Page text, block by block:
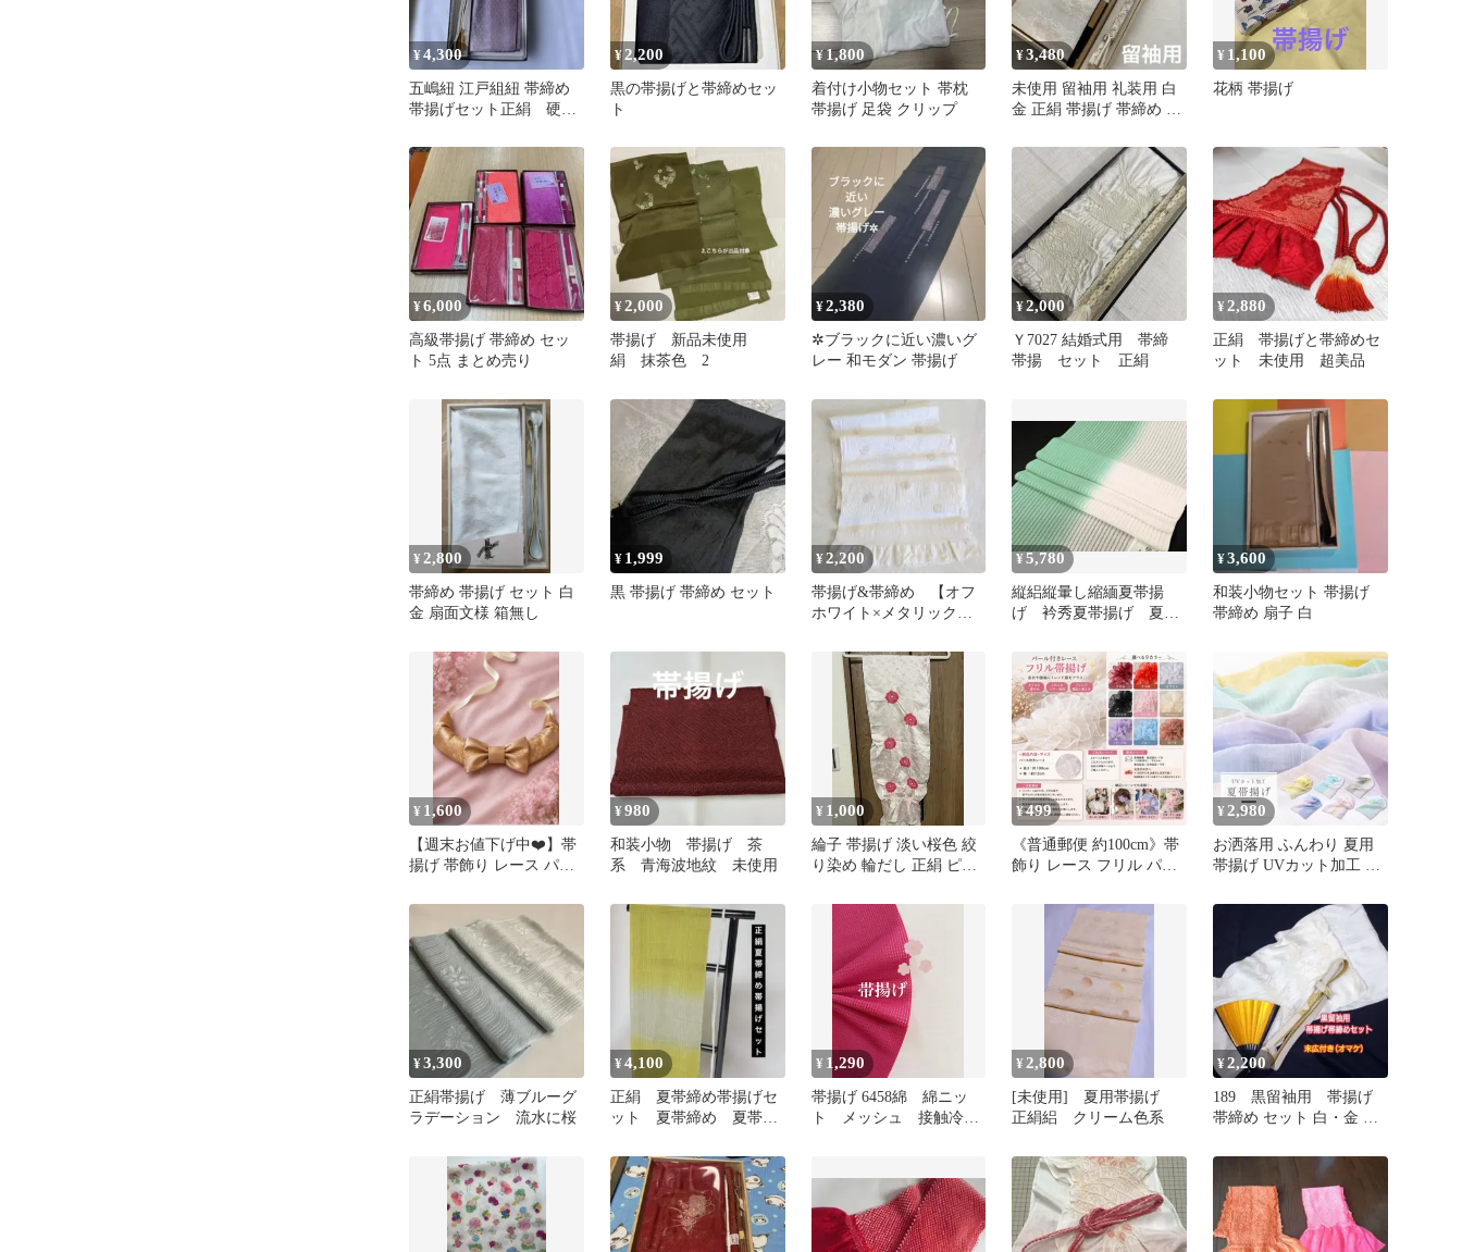
¥4,300
五嶋紐 江戸組紐 帯締め
帯揚げセット正絹 硬製
¥2,200
黒の帯揚げと帯締めセッ
ト
¥1,800
着付け小物セット 帯枕
帯揚げ 足袋 クリップ
¥3,480
未使用 留袖用 礼装用 白
金 正絹 帯揚げ 帯締め 末
¥ 1,100
花柄 帯揚げ
¥6,000
高級帯揚げ 帯締め セッ
ト 5点 まとめ売り
¥2,000
帯揚げ 新品未使用
絹 抹茶色 2
¥2,380
✲ブラックに近い濃いグ
レー 和モダン 帯揚げ
¥2,000
Ｙ7027 結婚式用 帯締
帯揚 セット 正絹
¥2,880
正絹 帯揚げと帯締めセ
ット 未使用 超美品
¥2,800
帯締め 帯揚げ セット 白
金 扇面文様 箱無し
¥ 1,999
黒 帯揚げ 帯締め セット
¥2,200
帯揚げ&帯締め 【オフ
ホワイト×メタリックゴ
¥5,780
縦絽縦暈し縮緬夏帯揚
げ 衿秀夏帯揚げ 夏帯
げ 衿秀夏帯揚げ
¥3,600
和装小物セット 帯揚げ
帯締め 扇子 白
¥ 1,600
【週末お値下げ中❤️】帯
揚げ 帯飾り レース パー
¥980
和装小物 帯揚げ 茶
系 青海波地紋 未使用
¥ 1,000
綸子 帯揚げ 淡い桜色 絞
り染め 輪だし 正絹 ピン
¥499
《普通郵便 約100cm》帯
飾り レース フリル パー
¥ 2,980
お洒落用 ふんわり 夏用
帯揚げ UVカット加工
¥3,300
正絹帯揚げ 薄ブルーグ
ラデーション 流水に桜
¥4,100
正絹 夏帯締め帯揚げセ
ット 夏帯締め 夏帯揚
¥ 1,290
帯揚げ 6458綿 綿ニッ
ト メッシュ 接触冷
¥2,800
[未使用] 夏用帯揚げ
正絹絽 クリーム色系
¥2,200
189 黒留袖用 帯揚げ
帯締め セット 白・金
付き